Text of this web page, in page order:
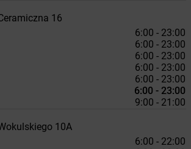
16
6:00 - 23:00
6:00 - 23:00
6:00 - 23:00
6:00 - 23:00
6:00 - 23:00
6:00 - 23:00
9:00 - 21:00
10A
6:00 - 22:00